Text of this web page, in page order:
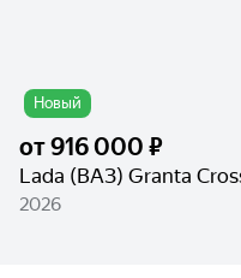
Новый
от916 000 ₽
Lada (ВАЗ) Granta
2026